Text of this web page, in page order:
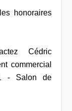
honoraires
Cédric
commercial
- Salon de